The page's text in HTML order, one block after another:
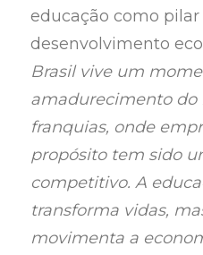
educação como pilar
desenvolvimento
Brasil vive um
amadurecimento do
franquias, onde
propósito tem sido
competitivo. A
transforma vidas,
movimenta a